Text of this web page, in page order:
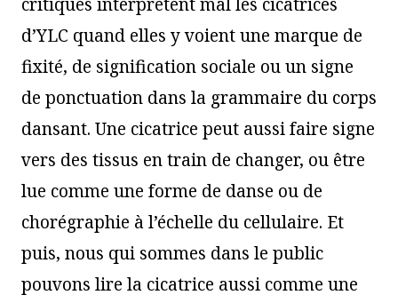
d’YLC quand elles y voient une marque de
fixité, de signification sociale ou un signe
de ponctuation dans la grammaire du corps
dansant. Une cicatrice peut aussi faire signe
vers des tissus en train de changer, ou être
lue comme une forme de danse ou de
chorégraphie à l’échelle du cellulaire. Et
puis, nous qui sommes dans le public
pouvons lire la cicatrice aussi comme une